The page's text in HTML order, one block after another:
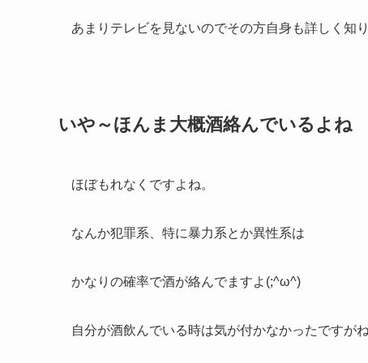
あまりテレビを見ないのでその方自身も詳しく知
いや～ほんま大概酒絡んでいるよね
ほぼもれなくですよね。
なんか犯罪系、特に暴力系とか異性系は
かなりの確率で酒が絡んでますよ(;^ω^)
自分が酒飲んでいる時は気が付かなかったですがね